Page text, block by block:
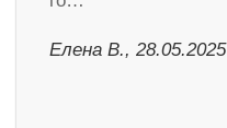
Елена В., 28.05.2025